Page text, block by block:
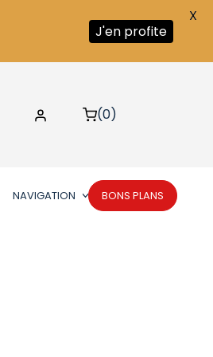
(0)
NAVIGATION BONS PLANS
J'en profite
X